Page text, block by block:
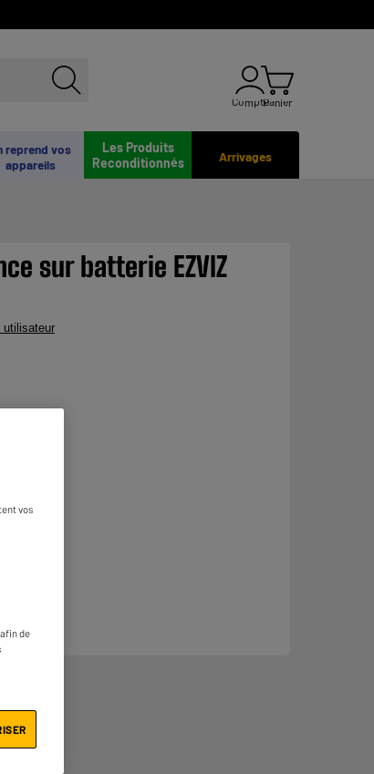
ComptePanier
Arrivages
Les Produits
Reconditionnés
reprend vos
appareils
sur batterie EZVIZ
utilisateur
vos
de